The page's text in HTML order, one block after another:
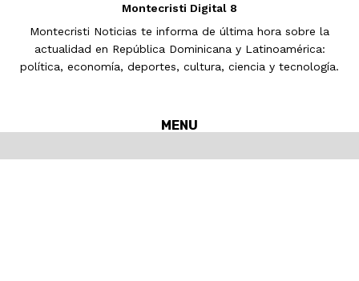
Montecristi Digital 8
Montecristi Noticias te informa de última hora sobre la
actualidad en República Dominicana y Latinoamérica:
política, economía, deportes, cultura, ciencia y tecnología.
MENU
Inicio